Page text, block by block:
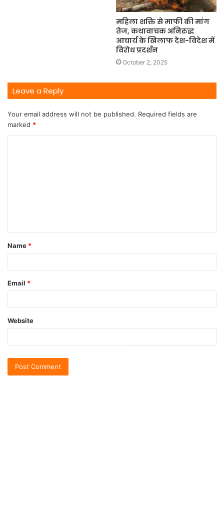
महिला शक्ति से माफी की मांग
तेज, कथावाचक अनिरुद्ध
आचार्य के खिलाफ देश-विदेश में
विरोध प्रदर्शन
October 2, 2025
Leave a Reply
Your email address will not be published. Required fields are
marked *
Name *
Email *
Website